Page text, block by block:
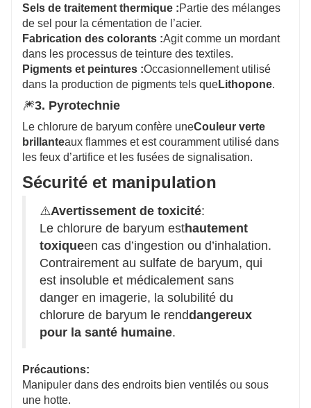
Sels de traitement thermique :Partie des mélanges
de sel pour la cémentation de l’acier.
Fabrication des colorants :Agit comme un mordant
dans les processus de teinture des textiles.
Pigments et peintures :Occasionnellement utilisé
dans la production de pigments tels queLithopone.
🎆3. Pyrotechnie
Le chlorure de baryum confère uneCouleur verte
brillanteaux flammes et est couramment utilisé dans
les feux d’artifice et les fusées de signalisation.
Sécurité et manipulation
⚠️Avertissement de toxicité:
Le chlorure de baryum esthautement
toxiqueen cas d’ingestion ou d’inhalation.
Contrairement au sulfate de baryum, qui
est insoluble et médicalement sans
danger en imagerie, la solubilité du
chlorure de baryum le renddangereux
pour la santé humaine.
Précautions:
Manipuler dans des endroits bien ventilés ou sous
une hotte.